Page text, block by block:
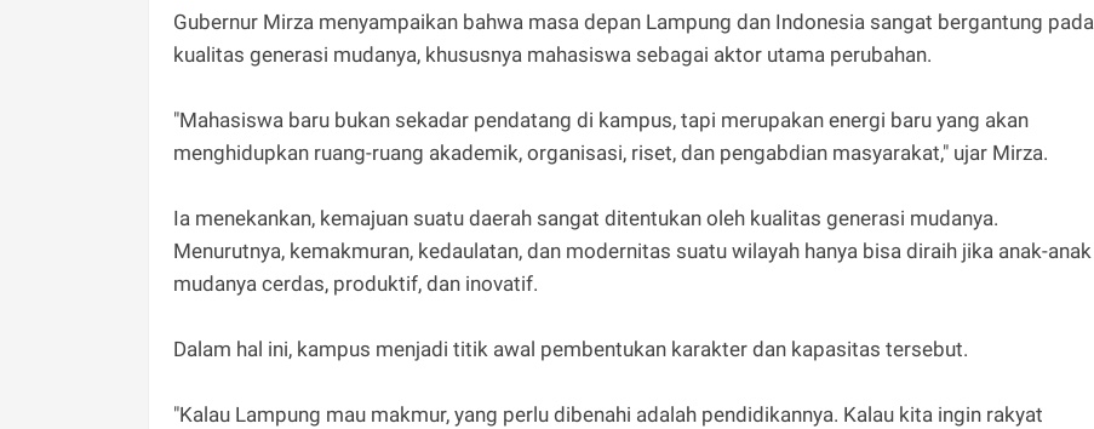
Gubernur Mirza menyampaikan bahwa masa depan Lampung dan Indonesia sangat bergantung pada
kualitas generasi mudanya, khususnya mahasiswa sebagai aktor utama perubahan.
"Mahasiswa baru bukan sekadar pendatang di kampus, tapi merupakan energi baru yang akan
menghidupkan ruang-ruang akademik, organisasi, riset, dan pengabdian masyarakat," ujar Mirza.
Ia menekankan, kemajuan suatu daerah sangat ditentukan oleh kualitas generasi mudanya.
Menurutnya, kemakmuran, kedaulatan, dan modernitas suatu wilayah hanya bisa diraih jika anak-anak
mudanya cerdas, produktif, dan inovatif.
Dalam hal ini, kampus menjadi titik awal pembentukan karakter dan kapasitas tersebut.
"Kalau Lampung mau makmur, yang perlu dibenahi adalah pendidikannya. Kalau kita ingin rakyat